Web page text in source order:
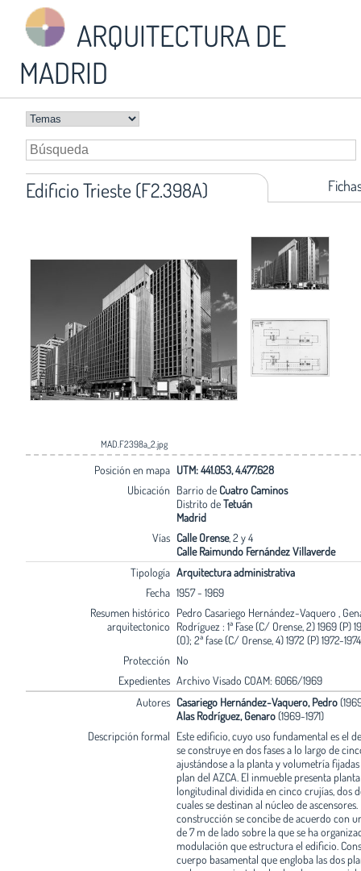
ARQUITECTURA DE
MADRID
Edificio Trieste (F2.398A)
MAD.F2398a_2.jpg
Posición en mapa UTM: 441.053, 4.477.628
Ubicación Barrio de Cuatro Caminos
Distrito deTetuán
Madrid
Vías Calle Orense, 2 y 4
Calle Raimundo Fernández Villaverde
Tipología Arquitectura administrativa
Fecha 1957 - 1969
Resumen histórico
arquitectonico
Pedro Casariego Hernández-Vaquero ,
Rodríguez : 1ª Fase (C/ Orense, 2) 1969 (P)
(O); 2ª fase (C/ Orense, 4) 1972 (P) 1972-
Protección No
Expedientes Archivo Visado COAM: 6066/1969
Autores Casariego Hernández-Vaquero, Pedro
Alas Rodríguez, Genaro(1969-1971)
Descripción formal Este edificio, cuyo uso fundamental es el
se construye en dos fases a lo largo de
ajustándose a la planta y volumetría
plan del AZCA. El inmueble presenta planta
longitudinal dividida en cinco crujías, dos
cuales se destinan al núcleo de ascensores.
construcción se concibe de acuerdo con
de 7 m de lado sobre la que se ha
modulación que estructura el edificio.
cuerpo basamental que engloba las dos